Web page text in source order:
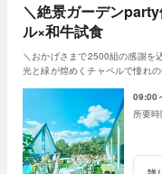
＼絶景ガーデン
ル×和牛試食
＼おかげさまで2500組の感謝
光と緑が煌めくチャペルで憧れ
09:00